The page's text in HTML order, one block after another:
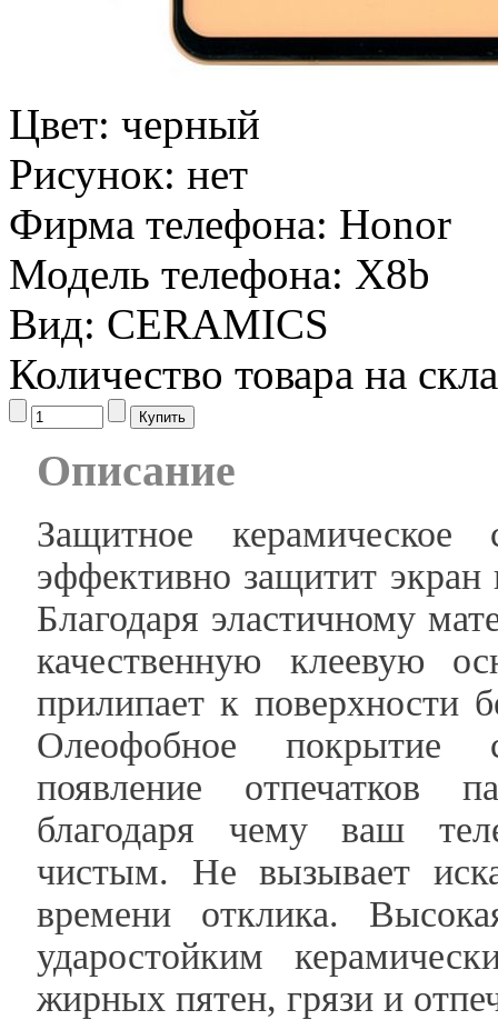
Цвет: черный
Рисунок: нет
Фирма телефона: Honor
Модель телефона: X8b
Вид: CERAMICS
Количество товара на
Описание
Защитное
эффективно защитит
Благодаря эластичному
качественную клеевую
прилипает к поверхности
Олеофобное покрытие
появление отпечатков
благодаря чему ваш
чистым. Не вызывает
времени отклика.
ударостойким
жирных пятен, грязи и